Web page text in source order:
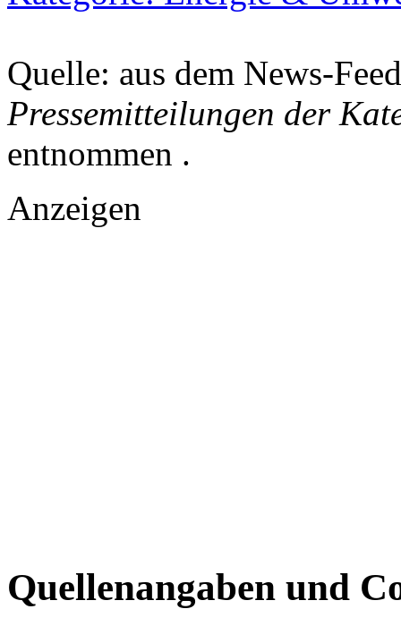
Quelle: aus dem News-
Pressemitteilungen der
entnommen .
Anzeigen
Quellenangaben und